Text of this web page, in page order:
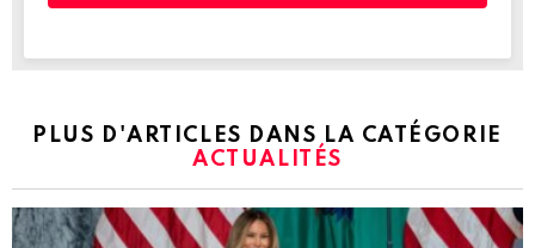
PLUS D'ARTICLES DANS LA CATÉGORIE
ACTUALITÉS